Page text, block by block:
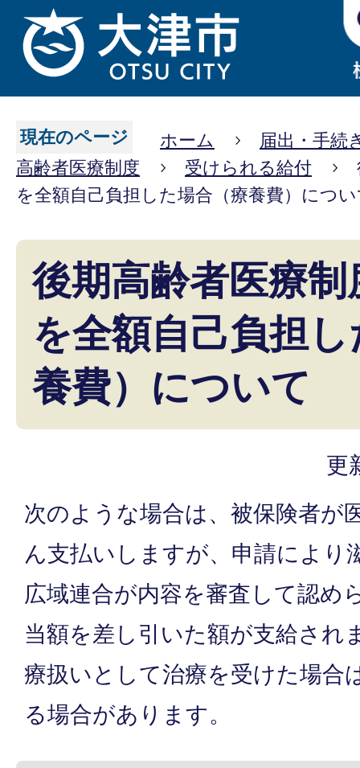
現在のページ ホーム
届出・手続
高齢者医療制度
受けられる給付
を全額自己負担した場合（療養費）につ
後期高齢者医療
を全額自己負担
養費）について
更
次のような場合は、被保険者が
ん支払いしますが、申請により
広域連合が内容を審査して認め
当額を差し引いた額が支給され
療扱いとして治療を受けた場合
る場合があります。